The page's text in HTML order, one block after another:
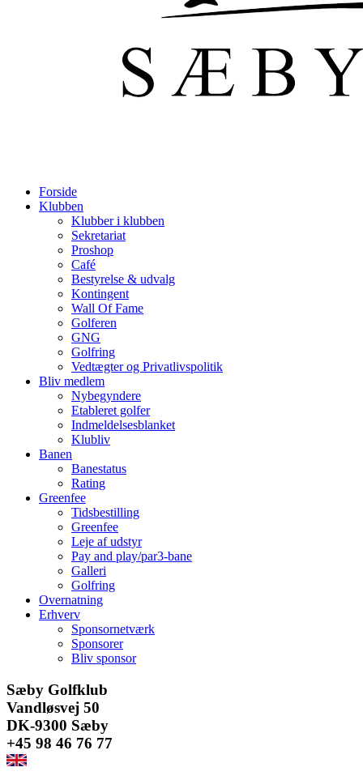
Forside
Klubben
Klubber i klubben
Sekretariat
Proshop
Café
Bestyrelse & udvalg
Kontingent
Wall Of Fame
Golferen
GNG
Golfring
Vedtægter og Privatlivspolitik
Bliv medlem
Nybegyndere
Etableret golfer
Indmeldelsesblanket
Klubliv
Banen
Banestatus
Rating
Greenfee
Tidsbestilling
Greenfee
Leje af udstyr
Pay and play/par3-bane
Galleri
Golfring
Overnatning
Erhverv
Sponsornetværk
Sponsorer
Bliv sponsor
Facebook
Instagram
E-
mail
Sæby Golfklub
Vandløsvej 50
DK-9300 Sæby
+45 98 46 76 77